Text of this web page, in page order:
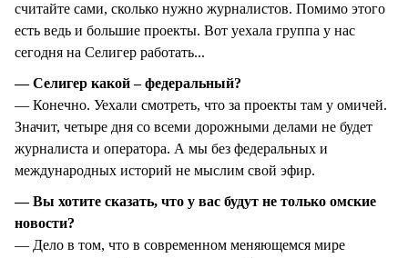
считайте сами, сколько нужно журналистов. Помимо этого
есть ведь и большие проекты. Вот уехала группа у нас
сегодня на Селигер работать...
— Селигер какой – федеральный?
— Конечно. Уехали смотреть, что за проекты там у омичей.
Значит, четыре дня со всеми дорожными делами не будет
журналиста и оператора. А мы без федеральных и
международных историй не мыслим свой эфир.
— Вы хотите сказать, что у вас будут не только омские
новости?
— Дело в том, что в современном меняющемся мире